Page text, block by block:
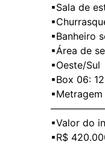
▪Sala de
▪Banheiro
▪Área de
▪Oeste/Sul
▪Box 06:
▪Valor do
▪R$